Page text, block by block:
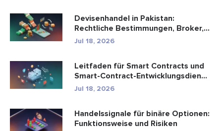
Devisenhandel in Pakistan:
Rechtliche Bestimmungen, Broker,
Handel...
Jul 18, 2026
Leitfaden für Smart Contracts und
Smart-Contract-Entwicklungsdien...
Jul 18, 2026
Handelssignale für binäre Optionen:
Funktionsweise und Risiken